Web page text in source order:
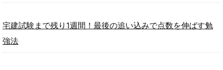
宅建試験まで残り1週間！最後の追い込みで点数を伸ばす勉
強法